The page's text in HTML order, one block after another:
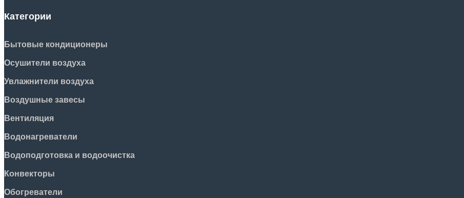
Категории
Бытовые кондиционеры
Осушители воздуха
Увлажнители воздуха
Воздушные завесы
Вентиляция
Водонагреватели
Водоподготовка и водоочистка
Конвекторы
Обогреватели